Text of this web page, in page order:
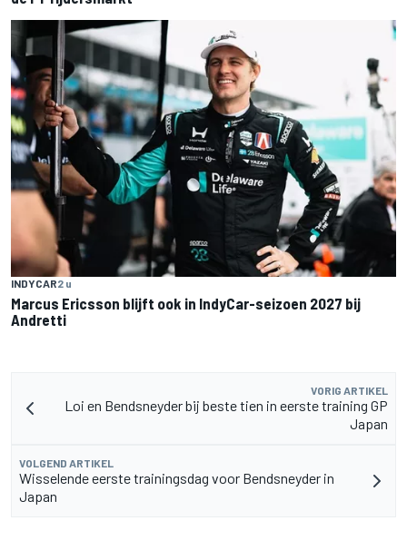
INDYCAR2 u
Marcus Ericsson blijft ook in IndyCar-seizoen 2027 bij
Andretti
VORIG ARTIKEL
Loi en Bendsneyder bij beste tien in eerste training GP
Japan
VOLGEND ARTIKEL
Wisselende eerste trainingsdag voor Bendsneyder in
Japan